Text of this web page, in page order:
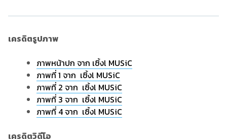
เครดิตรูปภาพ
ภาพหน้าปก จาก เซิ้งl MUSiC
ภาพที่ 1 จาก เซิ้งl MUSiC
ภาพที่ 2 จาก เซิ้งl MUSiC
ภาพที่ 3 จาก เซิ้งl MUSiC
ภาพที่ 4 จาก เซิ้งl MUSiC
เครดิตวิดีโอ